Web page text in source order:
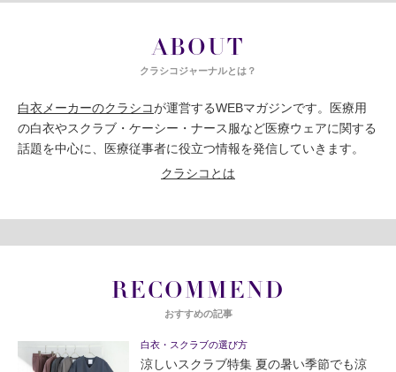
ABOUT
クラシコジャーナルとは？
白衣メーカーのクラシコが運営するWEBマガジンです。医療用
の白衣やスクラブ・ケーシー・ナース服など医療ウェアに関する
話題を中心に、医療従事者に役立つ情報を発信していきます。
クラシコとは
RECOMMEND
おすすめの記事
白衣・スクラブの選び方
涼しいスクラブ特集 夏の暑い季節でも涼